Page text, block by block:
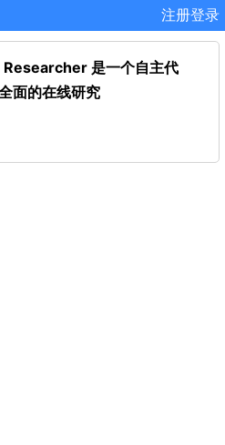
注册登录
是一个自主代
面的在线研究